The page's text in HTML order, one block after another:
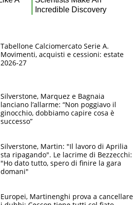
Tabellone Calciomercato Serie A.
Movimenti, acquisti e cessioni: estate
2026-27
Silverstone, Marquez e Bagnaia
lanciano l’allarme: “Non poggiavo il
ginocchio, dobbiamo capire cosa è
successo”
Silverstone, Martin: "Il lavoro di Aprilia
sta ripagando". Le lacrime di Bezzecchi:
"Ho dato tutto, spero di finire la gara
domani"
Europei, Martinenghi prova a cancellare